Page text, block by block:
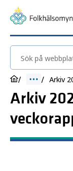
Sök på
Arkiv
Arkiv